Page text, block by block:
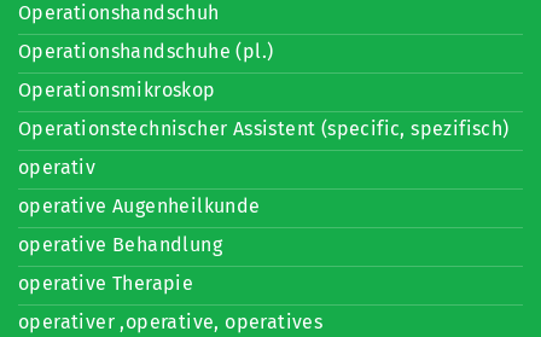
Operationshandschuh
Operationshandschuhe (pl.)
Operationsmikroskop
Operationstechnischer Assistent (specific, spezifisch)
operativ
operative Augenheilkunde
operative Behandlung
operative Therapie
operativer ,operative, operatives